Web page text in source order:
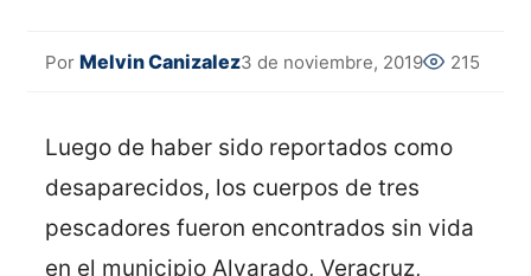
Por Melvin Canizalez3 de noviembre, 2019 215
Luego de haber sido reportados como
desaparecidos, los cuerpos de tres
pescadores fueron encontrados sin vida
en el municipio Alvarado, Veracruz,